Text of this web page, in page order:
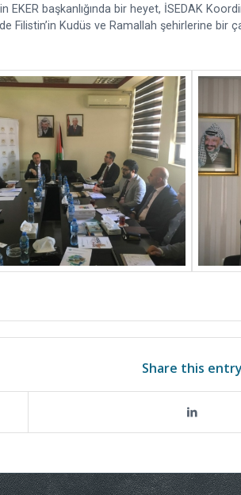
EKER başkanlığında bir heyet, İSEDAK
Filistin’in Kudüs ve Ramallah şehirlerine bir
Share this entry